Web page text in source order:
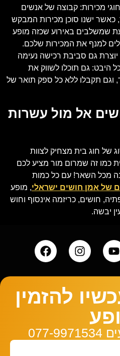
מכירות: קבוצה של אנשים
ישנו סוכן מכירות המבקש
שמשלבים באירוע שכזה מופע
למנף את המכירות שלכם.
גם סביבת רכישה נעימה
היבט: גם תוכלו לשווק את
וגם תקבלו ללא כל ספק תואר של
אל מול עשרות
של חוג בית מצחיק לצוות
כמו זה שמרום מור מציע לכם
מכל השאר! עם כל כמות
של אמן חושים ישראלי, מופע
חושים, כריזמה אינסוף וחוש
יבשה.
להזמין